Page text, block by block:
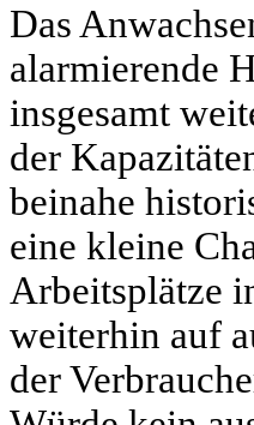
Das
alarmierende
insgesamt
der
beinahe
eine kleine
Arbeitsplätze
weiterhin auf
der